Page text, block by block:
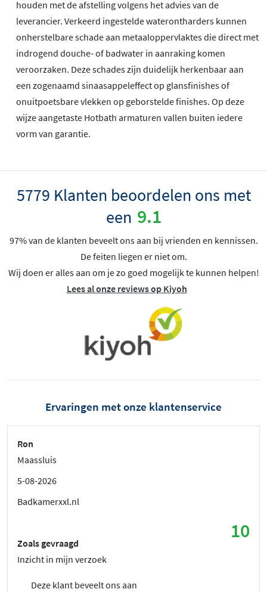
houden met de afstelling volgens het advies van de
leverancier. Verkeerd ingestelde waterontharders kunnen
onherstelbare schade aan metaaloppervlaktes die direct met
indrogend douche- of badwater in aanraking komen
veroorzaken. Deze schades zijn duidelijk herkenbaar aan
een zogenaamd sinaasappeleffect op glansfinishes of
onuitpoetsbare vlekken op geborstelde finishes. Op deze
wijze aangetaste Hotbath armaturen vallen buiten iedere
vorm van garantie.
5779 Klanten beoordelen ons met
een 9.1
97% van de klanten beveelt ons aan bij vrienden en kennissen.
De feiten liegen er niet om.
Wij doen er alles aan om je zo goed mogelijk te kunnen helpen!
Lees al onze reviews op Kiyoh
Ervaringen met onze klantenservice
Ron
Maassluis
5-08-2026
Badkamerxxl.nl
10
Zoals gevraagd
Inzicht in mijn verzoek
Deze klant beveelt ons aan